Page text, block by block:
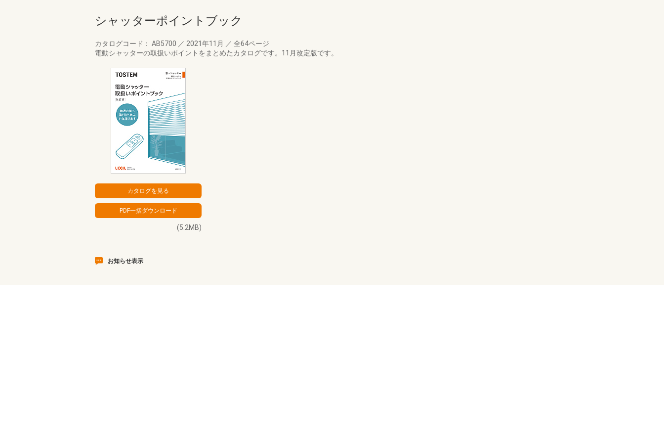
シャッターポイントブック
カタログコード： AB5700 ／ 2021年11月 ／ 全64ページ
電動シャッターの取扱いポイントをまとめたカタログです。11月改定版です。
(5.2MB)
お知らせ表示